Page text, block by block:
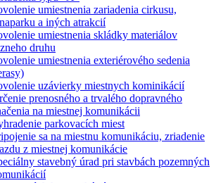
umiestnenia zariadenia cirkusu,
a iných atrakcií
umiestnenia skládky materiálov
druhu
umiestnenia exteriérového sedenia
uzávierky miestnych kominikácií
prenosného a trvalého dopravného
na miestnej komunikácii
parkovacích miest
sa na miestnu komunikáciu, zriadenie
z miestnej komunikácie
stavebný úrad pri stavbách pozemných